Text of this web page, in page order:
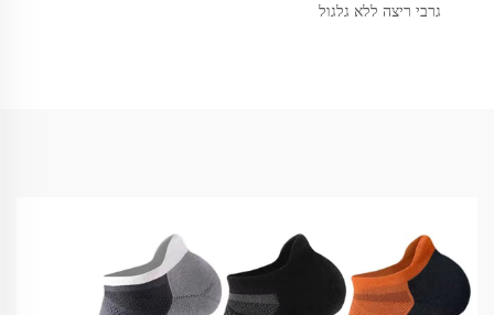
גרבי ריצה ללא גלגול